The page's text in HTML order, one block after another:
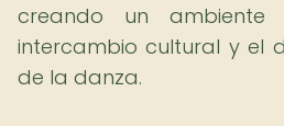
creando un
intercambio cultural y el
de la danza.